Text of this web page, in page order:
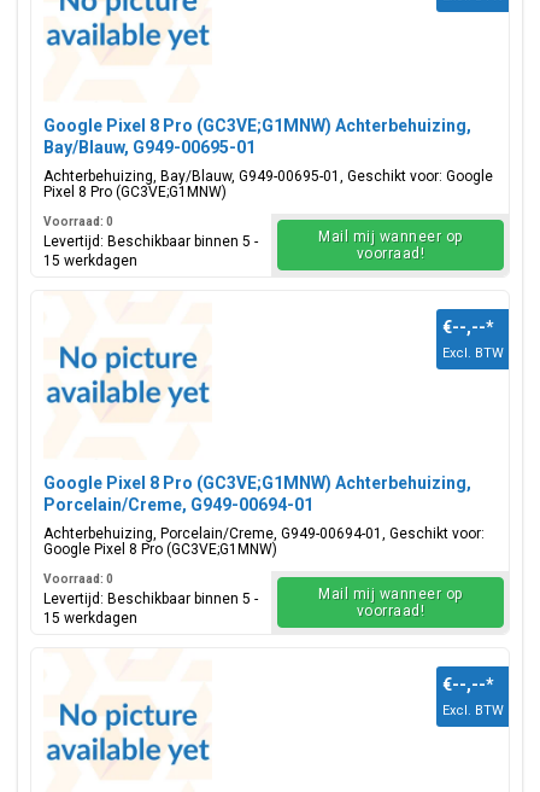
Google Pixel 8 Pro (GC3VE;G1MNW) Achterbehuizing,
Bay/Blauw, G949-00695-01
Achterbehuizing, Bay/Blauw, G949-00695-01, Geschikt voor: Google
Pixel 8 Pro (GC3VE;G1MNW)
Voorraad: 0
Levertijd: Beschikbaar binnen 5 -
15 werkdagen
Mail mij wanneer op
voorraad!
Google Pixel 8 Pro (GC3VE;G1MNW) Achterbehuizing,
Porcelain/Creme, G949-00694-01
Achterbehuizing, Porcelain/Creme, G949-00694-01, Geschikt voor:
Google Pixel 8 Pro (GC3VE;G1MNW)
€--,--*
Excl. BTW
Voorraad: 0
Levertijd: Beschikbaar binnen 5 -
15 werkdagen
Mail mij wanneer op
voorraad!
€--,--*
Excl. BTW